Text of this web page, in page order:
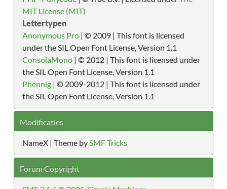
MIT License (MIT)
Lettertypen
Anonymous Pro | © 2009 | This font is licensed
under the SIL Open Font License, Version 1.1
ConsolaMono | © 2012 | This font is licensed under
the SIL Open Font License, Version 1.1
Phennig | © 2009-2012 | This font is licensed under
the SIL Open Font License, Version 1.1
Modificaties
NameX | Theme bySMF Tricks
Forum Copyright